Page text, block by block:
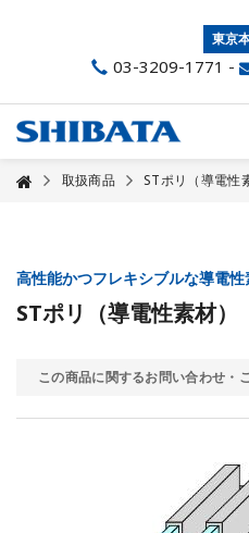
東京
03-3209-1771 -
取扱商品 STポリ（導電性
高性能かつフレキシブルな導電性
STポリ（導電性素材）
この商品に関するお問い合わせ・